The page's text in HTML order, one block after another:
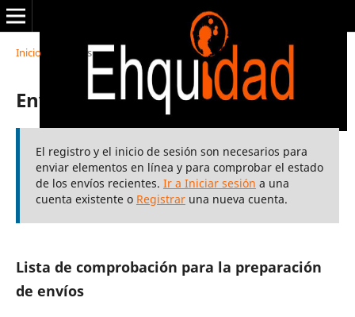
Inicio Envíos
Envíos
El registro y el inicio de sesión son necesarios para
enviar elementos en línea y para comprobar el estado
de los envíos recientes. Ir a Iniciar sesión a una
cuenta existente o Registraruna nueva cuenta.
Lista de comprobación para la preparación
de envíos